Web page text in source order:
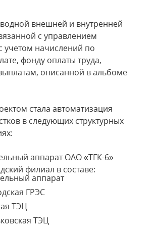
внешней и внутренней
с управлением
учетом начислений по
фонду оплаты труда,
описанной в альбоме
стала автоматизация
в следующих структурных
аппарат ОАО «ТГК-6»
филиал в составе:
аппарат
ГРЭС
ТЭЦ
ТЭЦ